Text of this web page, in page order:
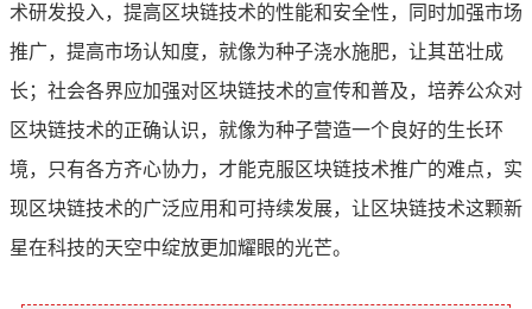
术研发投入，提高区块链技术的性能和安全性，同时加强市场
推广，提高市场认知度，就像为种子浇水施肥，让其茁壮成
长；社会各界应加强对区块链技术的宣传和普及，培养公众对
区块链技术的正确认识，就像为种子营造一个良好的生长环
境，只有各方齐心协力，才能克服区块链技术推广的难点，实
现区块链技术的广泛应用和可持续发展，让区块链技术这颗新
星在科技的天空中绽放更加耀眼的光芒。